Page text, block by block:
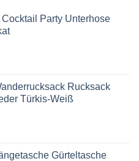
Party Unterhose
Rucksack
Türkis-Weiß
Gürteltasche